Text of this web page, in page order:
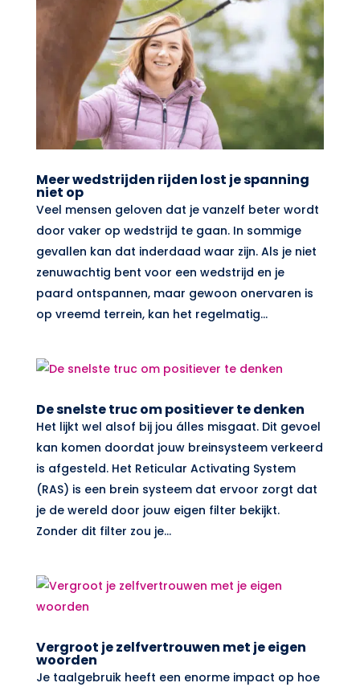
Meer wedstrijden rijden lost je spanning
niet op
Veel mensen geloven dat je vanzelf beter wordt
door vaker op wedstrijd te gaan. In sommige
gevallen kan dat inderdaad waar zijn. Als je niet
zenuwachtig bent voor een wedstrijd en je
paard ontspannen, maar gewoon onervaren is
op vreemd terrein, kan het regelmatig...
De snelste truc om positiever te denken
Het lijkt wel alsof bij jou álles misgaat. Dit gevoel
kan komen doordat jouw breinsysteem verkeerd
is afgesteld. Het Reticular Activating System
(RAS) is een brein systeem dat ervoor zorgt dat
je de wereld door jouw eigen filter bekijkt.
Zonder dit filter zou je...
Vergroot je zelfvertrouwen met je eigen
woorden
Je taalgebruik heeft een enorme impact op hoe